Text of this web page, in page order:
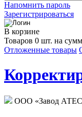
Напомнить пароль
Зарегистрироваться
В корзине
Товаров 0 шт. на
Отложенные товары
ООО «Завод